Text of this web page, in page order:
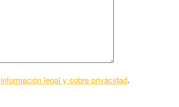
información legal y sobre privacidad.